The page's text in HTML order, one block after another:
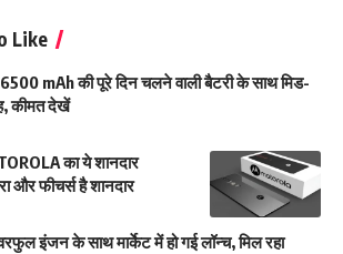
Like
mAh की पूरे दिन चलने वाली बैटरी के साथ मिड-
कीमत देखें
का ये शानदार
और फीचर्स है शानदार
इंजन के साथ मार्केट में हो गई लॉन्च, मिल रहा